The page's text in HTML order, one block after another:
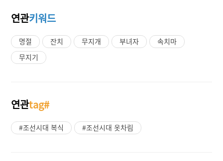
연관키워드
명절 잔치 무지개 부녀자
속치마
무지기
연관tag#
#조선시대 복식 #조선시대 옷차림